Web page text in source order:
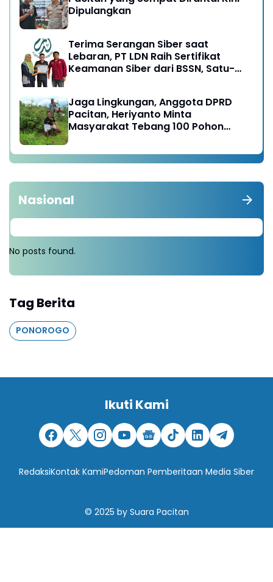
Dipulangkan
Terima Serangan Siber saat
Lebaran, PT LDN Raih Sertifikat
Keamanan Siber dari BSSN, Satu-
Jaga Lingkungan, Anggota DPRD
Pacitan, Heriyanto Minta
Masyarakat Tebang 100 Pohon
Nasional
No posts found.
Tag Berita
PONOROGO
Ikuti Kami
RedaksiKontak KamiPedoman Pemberitaan Media Siber
© 2025 by Suara Pacitan